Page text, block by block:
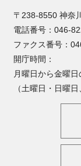
〒238-8550 神奈
電話番号：046-
ファクス番号：
開庁時間：
月曜日から金曜
（土曜日・日曜